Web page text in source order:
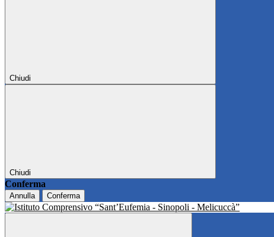
Chiudi
Chiudi
Conferma
Annulla Conferma